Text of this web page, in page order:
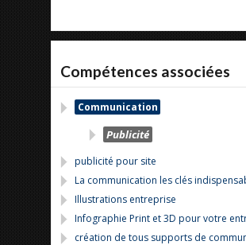
Compétences associées
Communication
Publicité
publicité pour site
La communication les clés
Illustrations entreprise
Infographie Print et 3D pour votre
création de tous supports de